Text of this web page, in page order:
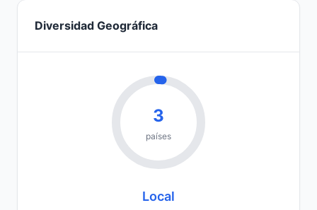
Diversidad Geográfica
3
países
Local